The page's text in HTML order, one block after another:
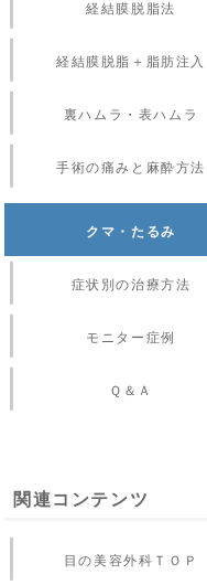
経結膜脱脂法
経結膜脱脂＋脂肪注入
裏ハムラ・表ハムラ
手術の痛みと麻酔方法
クマ・たるみ
症状別の治療方法
モニター症例
Ｑ＆Ａ
関連コンテンツ
目の美容外科ＴＯＰ